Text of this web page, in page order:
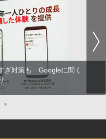
ぎ対策も Googleに聞く
●